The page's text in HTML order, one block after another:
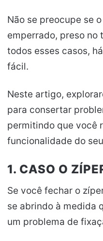
Não se preocupe se
emperrado, preso no
todos esses casos,
fácil.
Neste artigo,
para consertar
permitindo que você
funcionalidade do
1. CASO O
Se você fechar o
se abrindo à medida
um problema de